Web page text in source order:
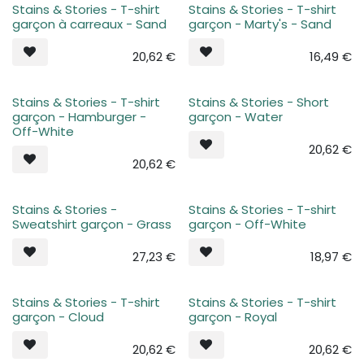
Plus de stock
Stains & Stories - T-shirt
garçon à carreaux - Sand
20,62€ Plus de stock
Stains & Stories - T-shirt
garçon - Marty's - Sand
16,49 €
Plus de stock
Stains & Stories - T-shirt
garçon - Hamburger -
Off-White
20,62€
Plus de stock
Stains & Stories - Short
garçon - Water
20,62€
Plus de stock
Stains & Stories -
Sweatshirt garçon - Grass
27,23 € Plus de stock
Stains & Stories - T-shirt
garçon - Off-White
18,97 €
Plus de stock
Stains & Stories - T-shirt
garçon - Cloud
20,62€ Plus de stock
Stains & Stories - T-shirt
garçon - Royal
20,62€